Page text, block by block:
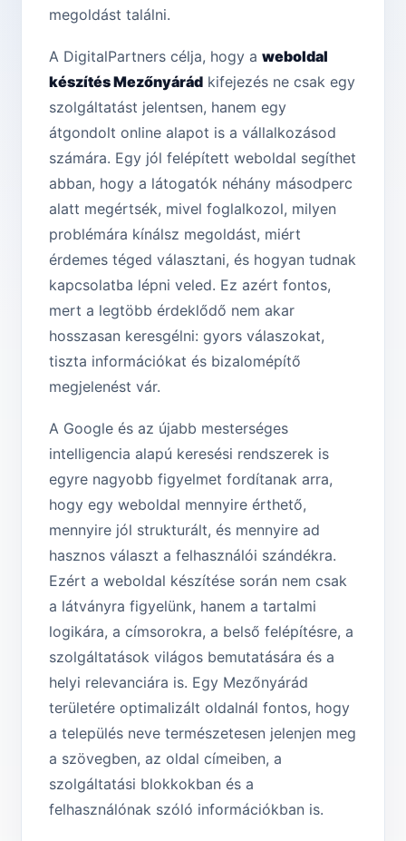
megoldást találni.
A DigitalPartners célja, hogy a weboldal
készítés Mezőnyárád kifejezés ne csak egy
szolgáltatást jelentsen, hanem egy
átgondolt online alapot is a vállalkozásod
számára. Egy jól felépített weboldal segíthet
abban, hogy a látogatók néhány másodperc
alatt megértsék, mivel foglalkozol, milyen
problémára kínálsz megoldást, miért
érdemes téged választani, és hogyan tudnak
kapcsolatba lépni veled. Ez azért fontos,
mert a legtöbb érdeklődő nem akar
hosszasan keresgélni: gyors válaszokat,
tiszta információkat és bizalomépítő
megjelenést vár.
A Google és az újabb mesterséges
intelligencia alapú keresési rendszerek is
egyre nagyobb figyelmet fordítanak arra,
hogy egy weboldal mennyire érthető,
mennyire jól strukturált, és mennyire ad
hasznos választ a felhasználói szándékra.
Ezért a weboldal készítése során nem csak
a látványra figyelünk, hanem a tartalmi
logikára, a címsorokra, a belső felépítésre, a
szolgáltatások világos bemutatására és a
helyi relevanciára is. Egy Mezőnyárád
területére optimalizált oldalnál fontos, hogy
a település neve természetesen jelenjen meg
a szövegben, az oldal címeiben, a
szolgáltatási blokkokban és a
felhasználónak szóló információkban is.